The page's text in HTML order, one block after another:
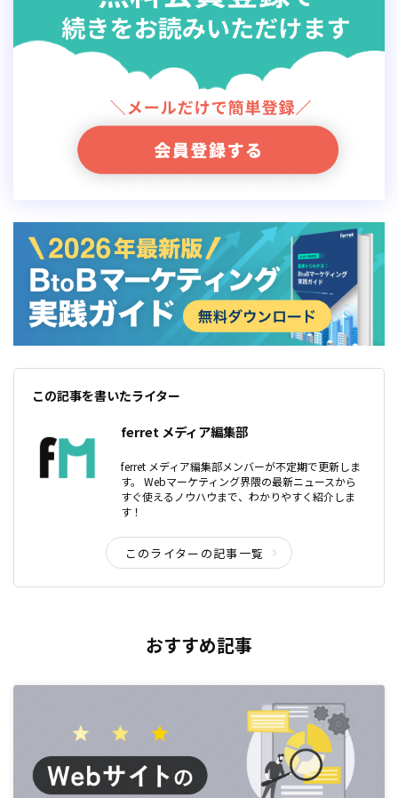
施策だけ真似しても自社にフィッ
この記事を書いたライター
ferret メディア編集部
ferret メディア編集部メンバーが不定期で更新しま
す。 Webマーケティング界隈の最新ニュースから
すぐ使えるノウハウまで、わかりやすく紹介しま
す！
このライターの記事一覧
おすすめ記事